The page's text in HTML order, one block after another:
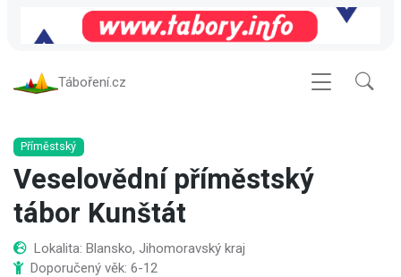
Táboření.cz
Příměstský
Veselovědní příměstský
tábor Kunštát
Lokalita: Blansko, Jihomoravský kraj
Doporučený věk: 6-12